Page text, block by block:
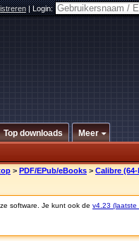
|Login:
Top downloads Meer
> PDF/EPub/eBooks > Calibre
software. Je kunt ook de v4.23 (laatste